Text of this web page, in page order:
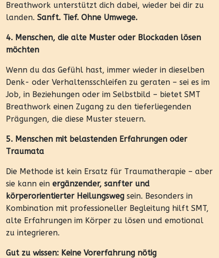
Breathwork unterstützt dich dabei, wieder bei dir zu
landen. Sanft. Tief. Ohne Umwege.
4. Menschen, die alte Muster oder Blockaden lösen
möchten
Wenn du das Gefühl hast, immer wieder in dieselben
Denk- oder Verhaltensschleifen zu geraten – sei es im
Job, in Beziehungen oder im Selbstbild – bietet SMT
Breathwork einen Zugang zu den tieferliegenden
Prägungen, die diese Muster steuern.
5. Menschen mit belastenden Erfahrungen oder
Traumata
Die Methode ist kein Ersatz für Traumatherapie – aber
sie kann ein ergänzender, sanfter und
körperorientierter Heilungsweg sein. Besonders in
Kombination mit professioneller Begleitung hilft SMT,
alte Erfahrungen im Körper zu lösen und emotional
zu integrieren.
Gut zu wissen: Keine Vorerfahrung nötig